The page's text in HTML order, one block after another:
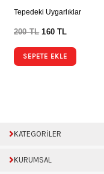
Tepedeki Uygarlıklar
200TL 160TL
SEPETE EKLE
KATEGORİLER
KURUMSAL